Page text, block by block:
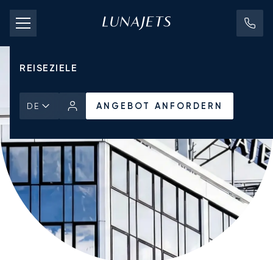
CHARTERPREISE
PRIVATJETS
REISEZIELE
DE ANGEBOT ANFORDERN